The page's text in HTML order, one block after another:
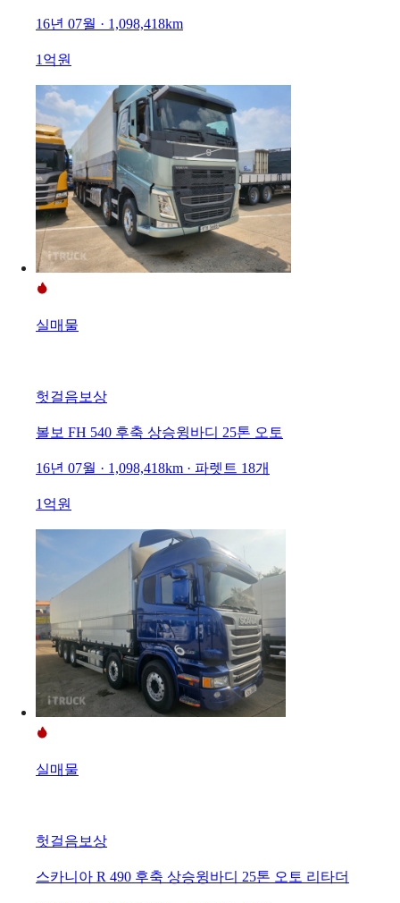
16년 07월 · 1,098,418km
1억원
실매물
헛걸음보상
볼보 FH 540 후축 상승윙바디 25톤 오토
16년 07월 · 1,098,418km · 파렛트 18개
1억원
실매물
헛걸음보상
스카니아 R 490 후축 상승윙바디 25톤 오토 리타더